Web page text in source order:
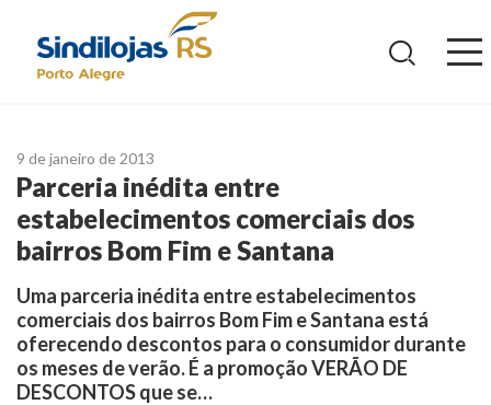
9 de janeiro de 2013
Parceria inédita entre
estabelecimentos comerciais dos
bairros Bom Fim e Santana
Uma parceria inédita entre estabelecimentos
comerciais dos bairros Bom Fim e Santana está
oferecendo descontos para o consumidor durante
os meses de verão. É a promoção VERÃO DE
DESCONTOS que se…